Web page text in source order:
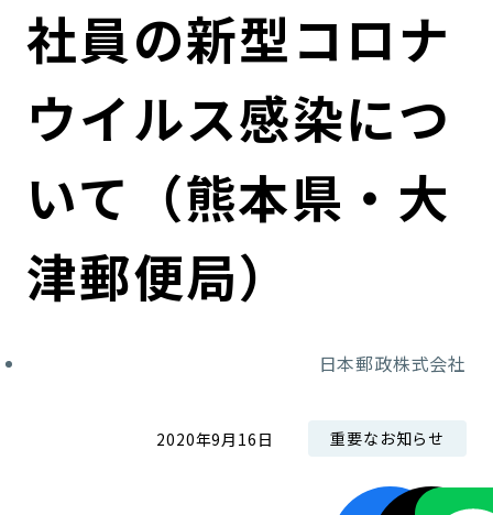
ガバナンス
コンダクト向上の取組み
ローカル共創イニシアティブ
株式情報
財務情報・IR資料
IRニュース
IRカレンダー
サステナビリティマネジメント
持続可能な金融のフレームワーク
環境
社員の新型コロナ
ウイルス感染につ
いて（熊本県・大
津郵便局）
日本郵政株式会社
2020年9月16日 重要なお知らせ